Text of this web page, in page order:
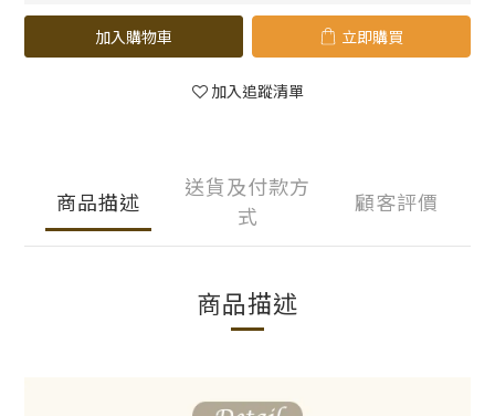
加入購物車 立即購買
加入追蹤清單
商品描述
送貨及付款方
式
顧客評價
商品描述